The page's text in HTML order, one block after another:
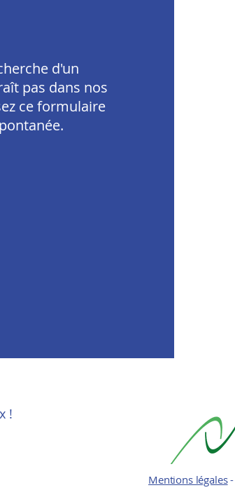
d'un
pas dans nos
ce formulaire
!
Mentions légales-